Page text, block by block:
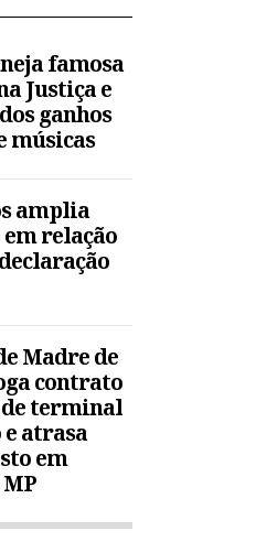
famosa
Justiça e
ganhos
músicas
amplia
relação
Madre de
contrato
terminal
atrasa
em